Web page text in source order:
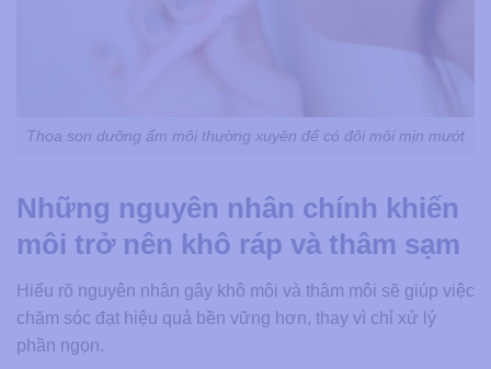
Thoa son dưỡng ẩm môi thường xuyên để có đôi môi mịn mướt
Những nguyên nhân chính khiến
môi trở nên khô ráp và thâm sạm
Hiểu rõ nguyên nhân gây khô môi và thâm môi sẽ giúp việc
chăm sóc đạt hiệu quả bền vững hơn, thay vì chỉ xử lý
phần ngọn.